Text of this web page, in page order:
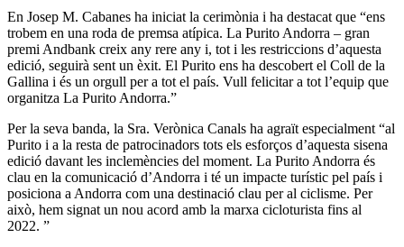
En Josep M. Cabanes ha iniciat la cerimònia i ha destacat que “ens
trobem en una roda de premsa atípica. La Purito Andorra – gran
premi Andbank creix any rere any i, tot i les restriccions d’aquesta
edició, seguirà sent un èxit. El Purito ens ha descobert el Coll de la
Gallina i és un orgull per a tot el país. Vull felicitar a tot l’equip que
organitza La Purito Andorra.”
Per la seva banda, la Sra. Verònica Canals ha agraït especialment “al
Purito i a la resta de patrocinadors tots els esforços d’aquesta sisena
edició davant les inclemències del moment. La Purito Andorra és
clau en la comunicació d’Andorra i té un impacte turístic pel país i
posiciona a Andorra com una destinació clau per al ciclisme. Per
això, hem signat un nou acord amb la marxa cicloturista fins al
2022. ”